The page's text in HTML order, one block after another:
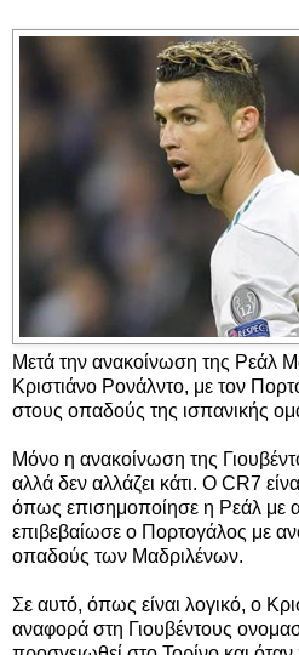
Μετά την ανακοίνωση της Ρεάλ
Κριστιάνο Ρονάλντο, με τον
στους οπαδούς της ισπανικής
Μόνο η ανακοίνωση της
αλλά δεν αλλάζει κάτι. Ο CR7
όπως επισημοποίησε η Ρεάλ με
επιβεβαίωσε ο Πορτογάλος με
οπαδούς των Μαδριλένων.
Σε αυτό, όπως είναι λογικό, ο
αναφορά στη Γιουβέντους